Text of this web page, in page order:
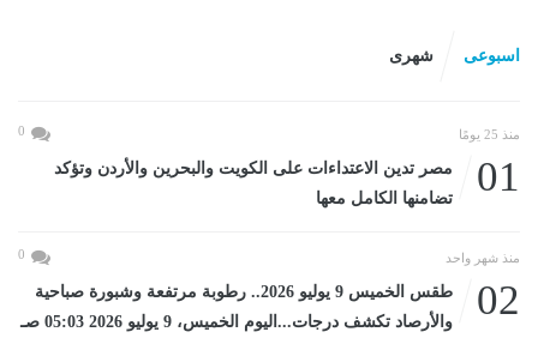
اسبوعى شهرى
منذ 25 يومًا 0
01
مصر تدين الاعتداءات على الكويت والبحرين والأردن وتؤكد
تضامنها الكامل معها
منذ شهر واحد 0
02
طقس الخميس 9 يوليو 2026.. رطوبة مرتفعة وشبورة صباحية
والأرصاد تكشف درجات...اليوم الخميس، 9 يوليو 2026 05:03 صـ